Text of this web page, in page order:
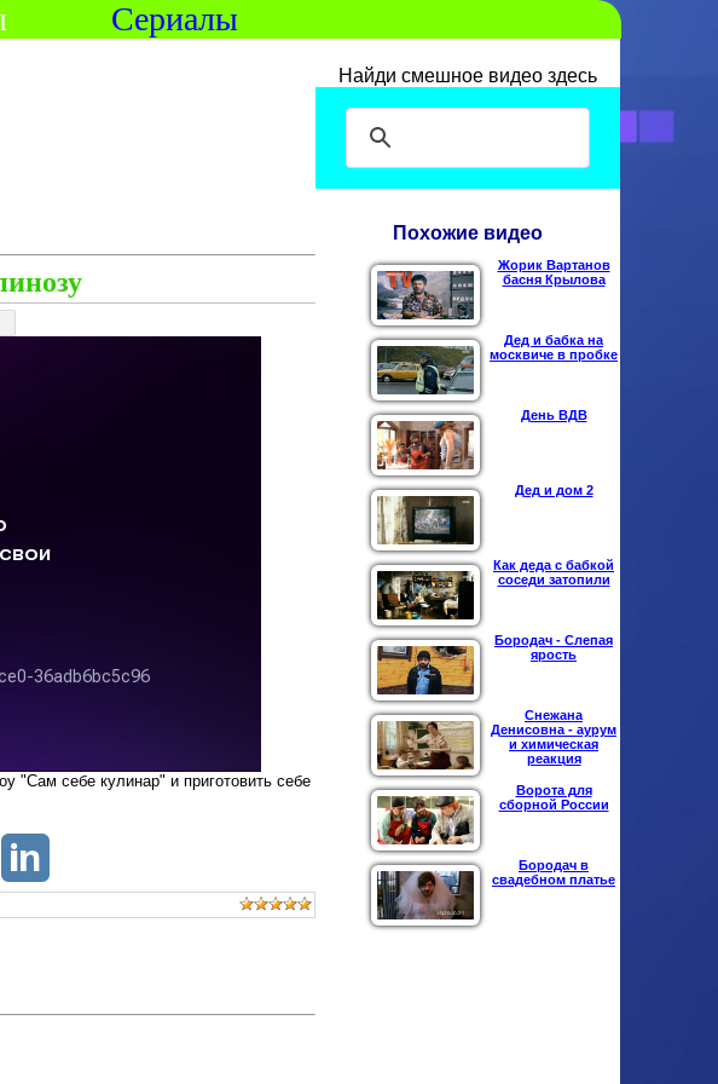
Сериалы
Найди смешное видео здесь
"Сам себе кулинар" и приготовить себе
Похожие видео
Жорик Вартанов
басня Крылова
Дед и бабка на
москвиче в пробке
День ВДВ
Дед и дом 2
Как деда с бабкой
соседи затопили
Бородач - Слепая
ярость
Снежана
Денисовна - аурум
и химическая
реакция
Ворота для
сборной России
Бородач в
свадебном платье